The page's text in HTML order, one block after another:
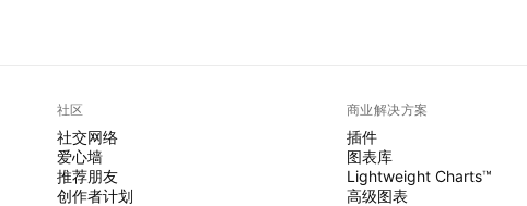
社区
社交网络
爱心墙
推荐朋友
创作者计划
商业解决方案
插件
图表库
Lightweight Charts™
高级图表